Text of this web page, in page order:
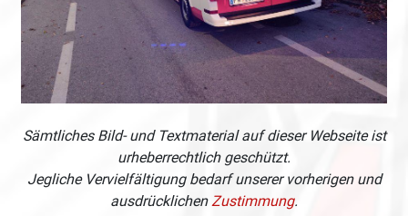
Sämtliches Bild- und Textmaterial auf dieser Webseite ist
urheberrechtlich geschützt.
Jegliche Vervielfältigung bedarf unserer vorherigen und
ausdrücklichen Zustimmung.